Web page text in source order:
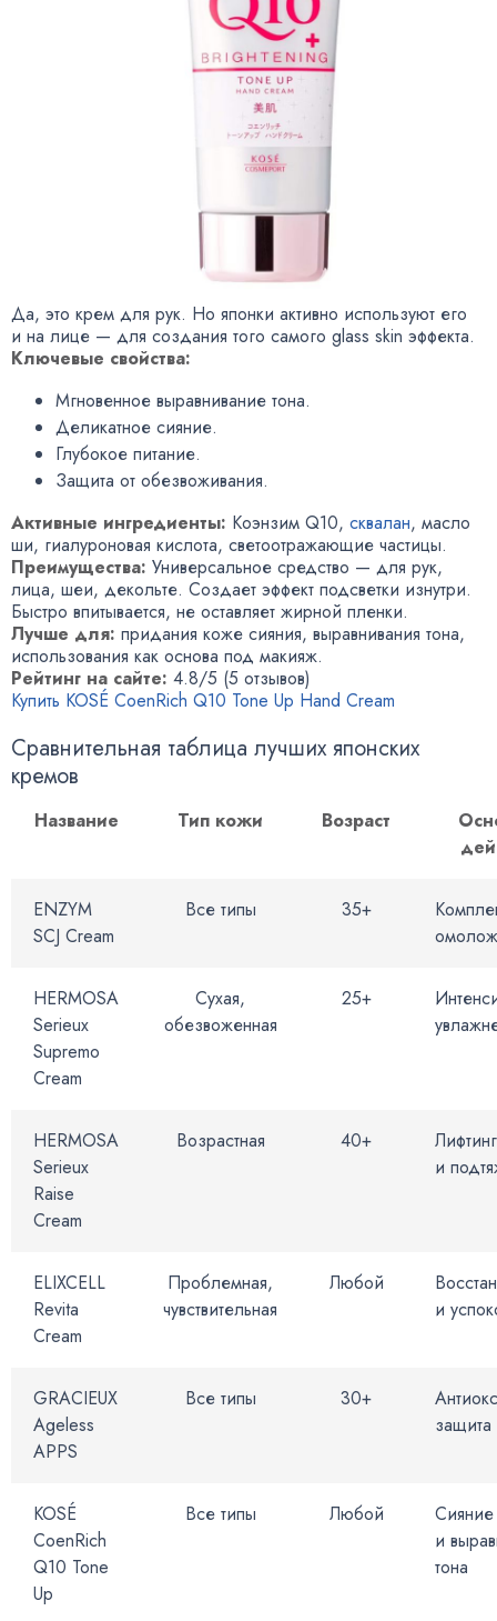
Да, это крем для рук. Но японки активно используют его
и на лице — для создания того самого glass skin эффекта.
Ключевые свойства:
Мгновенное выравнивание тона.
Деликатное сияние.
Глубокое питание.
Защита от обезвоживания.
Активные ингредиенты: Коэнзим Q10, сквалан, масло
ши, гиалуроновая кислота, светоотражающие частицы.
Преимущества: Универсальное средство — для рук,
лица, шеи, декольте. Создает эффект подсветки изнутри.
Быстро впитывается, не оставляет жирной пленки.
Лучше для: придания коже сияния, выравнивания тона,
использования как основа под макияж.
Рейтинг на сайте: 4.8/5 (5 отзывов)
Купить KOSÉ CoenRich Q10 Tone Up Hand Cream
Сравнительная таблица лучших японских
кремов
Название Тип кожи Возраст
ENZYM
SCJ Cream
Все типы 35+
HERMOSA
Serieux
Supremo
Cream
Сухая,
обезвоженная
25+
HERMOSA
Serieux
Raise
Cream
Возрастная 40+
Лифтинг
и
ELIXCELL
Revita
Cream
Проблемная,
чувствительная
Любой
и
GRACIEUX
Ageless
APPS
Все типы 30+
защита
KOSÉ
CoenRich
Q10 Tone
Up
Все типы Любой
Сияние
и
тона